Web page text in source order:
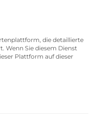
die detaillierte
Wenn Sie diesem Dienst
Plattform auf dieser